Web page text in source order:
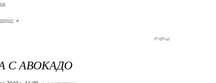
пирог
С АВОКАДО